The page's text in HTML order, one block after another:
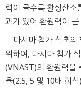
력이 클수록 활성산
과가 있어 환원력이
다시마 첨가 식초
위하여, 다시마 첨가
(VNAST)의 환원력을
율(2.5, 5 및 10배 희